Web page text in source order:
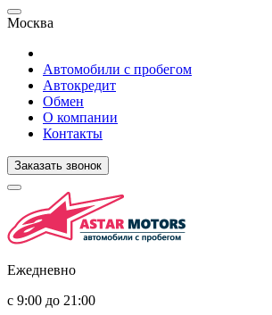
Москва
Автомобили с пробегом
Автокредит
Обмен
О компании
Контакты
Заказать звонок
Ежедневно
с 9:00 до 21:00